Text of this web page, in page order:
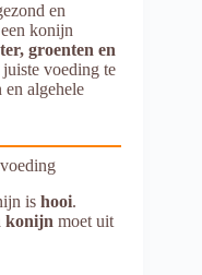
en
konijn
groenten en
voeding te
en algehele
is hooi.
konijn moet uit